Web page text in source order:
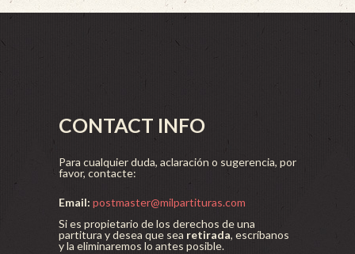
CONTACT INFO
Para cualquier duda, aclaración o sugerencia, por
favor, contacte:
Email: postmaster@milpartituras.com
Si es propietario de los derechos de una
partitura y desea que sea retirada, escríbanos
y la eliminaremos lo antes posible.